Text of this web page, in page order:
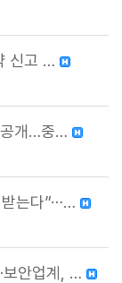
신고 …
공개…중…
받는다”⋯…
보안업계, …